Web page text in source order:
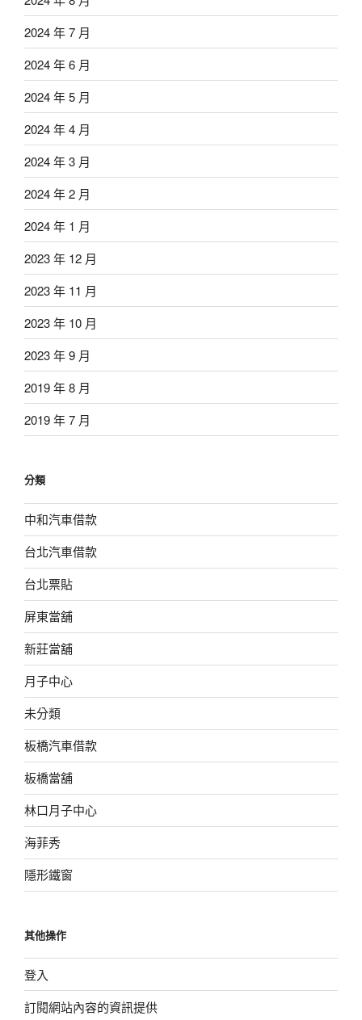
2024 年 7 月
2024 年 6 月
2024 年 5 月
2024 年 4 月
2024 年 3 月
2024 年 2 月
2024 年 1 月
2023 年 12 月
2023 年 11 月
2023 年 10 月
2023 年 9 月
2019 年 8 月
2019 年 7 月
分類
中和汽車借款
台北汽車借款
台北票貼
屏東當舖
新莊當舖
月子中心
未分類
板橋汽車借款
板橋當舖
林口月子中心
海菲秀
隱形鐵窗
其他操作
登入
訂閱網站內容的資訊提供